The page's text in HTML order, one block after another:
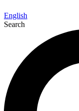
English
Search